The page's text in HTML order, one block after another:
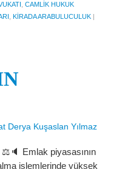
CAMLIK HUKUK
KIRADA ARABULUCULUK |
Derya Kuşaslan Yılmaz
Emlak piyasasının
işlemlerinde yüksek